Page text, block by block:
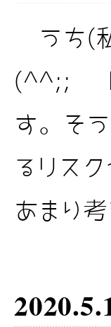
うち(
(^^;;
す。そ
るリス
あまり